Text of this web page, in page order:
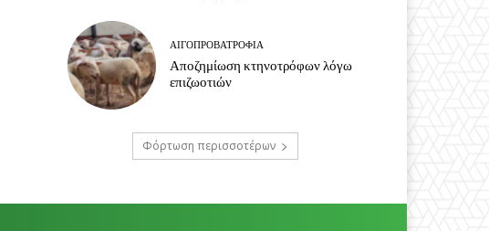
ΑΙΓΟΠΡΟΒΑΤΡΟΦΊΑ
Αποζημίωση κτηνοτρόφων λόγω
επιζωοτιών
Φόρτωση περισσοτέρων